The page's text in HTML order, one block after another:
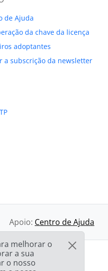
de Ajuda
da chave da licença
adoptantes
a subscrição da newsletter
Apoio: Centro de Ajuda
melhorar o
a sua
o nosso